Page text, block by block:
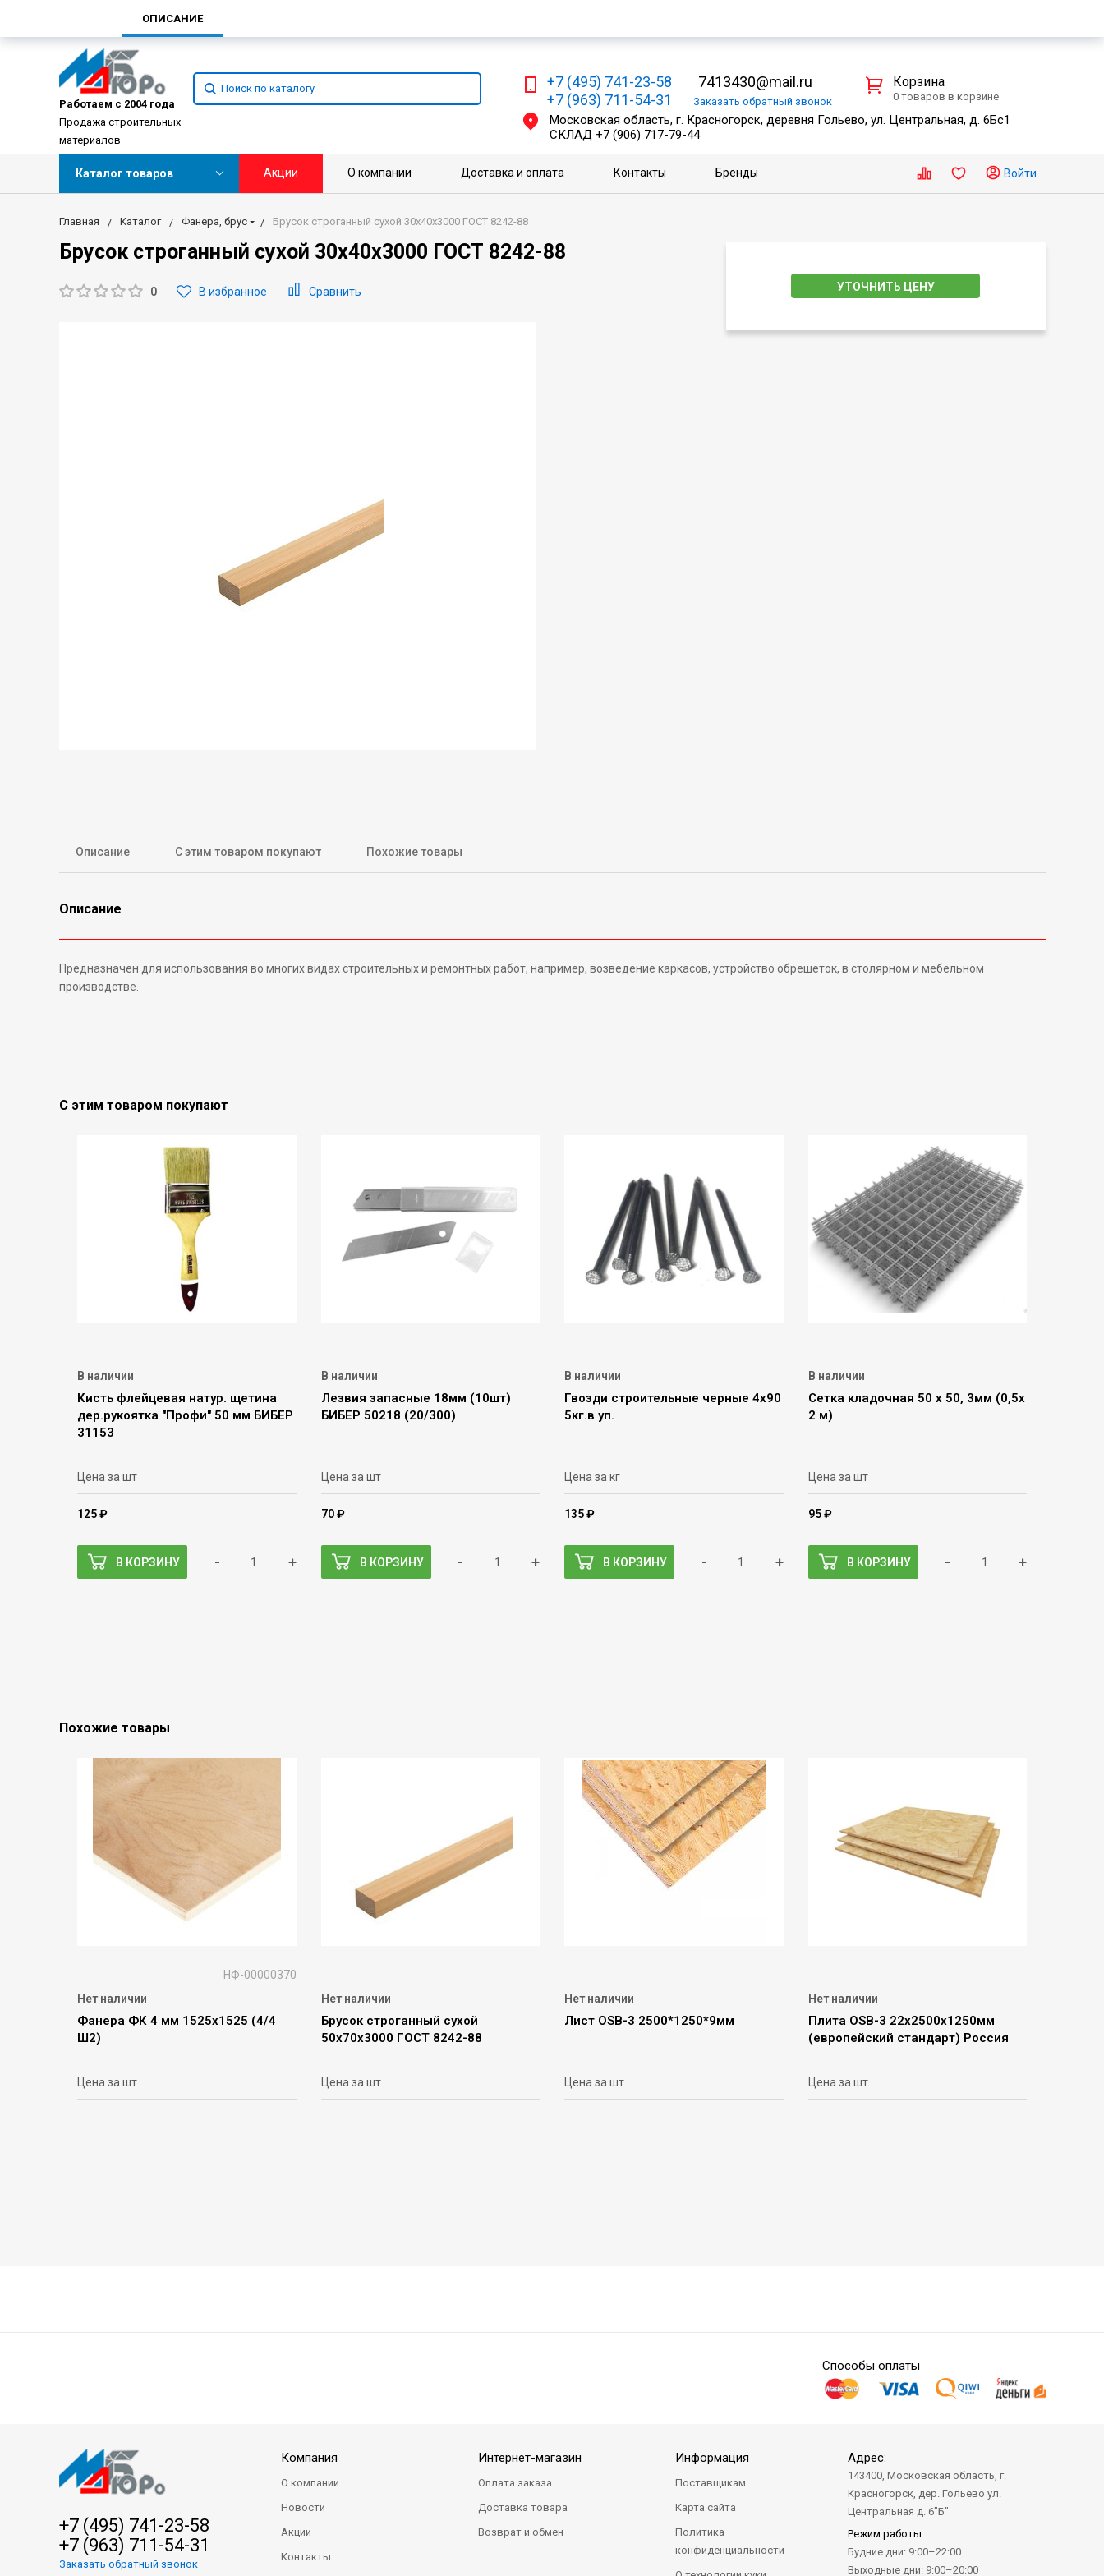
Работаем с 2004 года
Продажа строительных
материалов
+7 (495) 741-23-58
+7 (963) 711-54-31
7413430@mail.ru
Заказать обратный звонок
Московская область, г. Красногорск, деревня Гольево, ул. Центральная, д. 6Бс1
СКЛАД +7 (906) 717-79-44
Корзина
0 товаров в корзине
Каталог товаров Акции О компании Доставка и оплата Контакты Бренды Войти
Главная Каталог Фанера, брус Брусок строганный сухой 30х40х3000 ГОСТ 8242-88
Брусок строганный сухой 30х40х3000 ГОСТ 8242-88
0 В избранное Сравнить УТОЧНИТЬ ЦЕНУ
Описание С этим товаром покупают Похожие товары
Описание
Предназначен для использования во многих видах строительных и ремонтных работ, например, возведение каркасов, устройство обрешеток, в столярном и мебельном
производстве.
С этим товаром покупают
В наличии
Кисть флейцевая натур. щетина
дер.рукоятка "Профи" 50 мм БИБЕР
31153
Цена за шт
125 ₽
В КОРЗИНУ - +
В наличии
Лезвия запасные 18мм (10шт)
БИБЕР 50218 (20/300)
Цена за шт
70 ₽
В КОРЗИНУ - +
В наличии
Гвозди строительные черные 4х90
5кг.в уп.
Цена за кг
135 ₽
В КОРЗИНУ - +
В наличии
Сетка кладочная 50 х 50, 3мм (0,5х
2 м)
Цена за шт
95 ₽
В КОРЗИНУ - +
Похожие товары
НФ-00000370
Нет наличии
Фанера ФК 4 мм 1525х1525 (4/4
Ш2)
Цена за шт
Нет наличии
Брусок строганный сухой
50х70х3000 ГОСТ 8242-88
Цена за шт
Нет наличии
Лист OSB-3 2500*1250*9мм
Цена за шт
Нет наличии
Плита OSB-3 22х2500х1250мм
(европейский стандарт) Россия
Цена за шт
ОПИСАНИЕ
Способы оплаты
+7 (495) 741-23-58
+7 (963) 711-54-31
Заказать обратный звонок
Компания
О компании
Новости
Акции
Контакты
Интернет-магазин
Оплата заказа
Доставка товара
Возврат и обмен
Информация
Поставщикам
Карта сайта
Политика
конфиденциальности
Адрес:
143400, Московская область, г.
Красногорск, дер. Гольево ул.
Центральная д. 6"Б"
Режим работы:
Будние дни: 9:00–22:00
Выходные дни: 9:00–20:00